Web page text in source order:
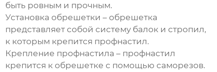
быть ровным и прочным.
Установка обрешетки – обрешетка
представляет собой систему балок и стропил,
к которым крепится профнастил.
Крепление профнастила – профнастил
крепится к обрешетке с помощью саморезов.